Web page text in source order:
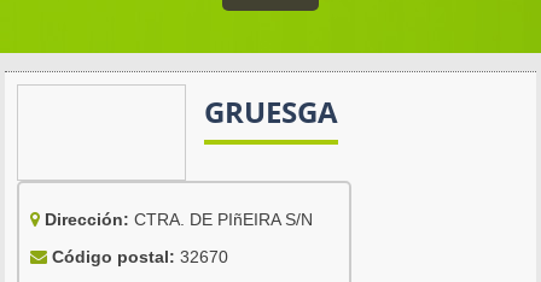
GRUESGA
Dirección: CTRA. DE PIñEIRA S/N
Código postal: 32670